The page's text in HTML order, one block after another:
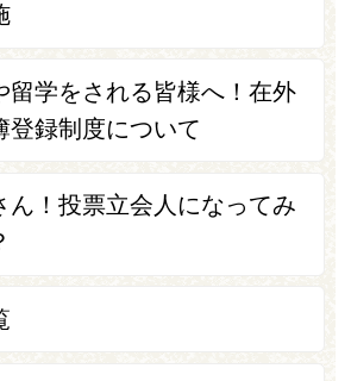
留学をされる皆様へ！在外
登録制度について
ん！投票立会人になってみ